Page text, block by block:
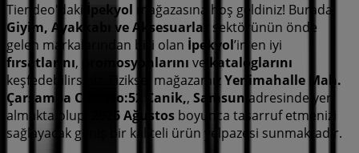
Tiendeo'daki İpekyol mağazasına hoş geldiniz! Burada,
Giyim, Ayakkabı ve Aksesuarlar sektörünün önde
gelen markalarından biri olan İpekyol’in en iyi
fırsatlarını, promosyonlarını ve kataloglarını
keşfedebilirsiniz. Fiziksel mağazamızYenimahalle Mah.
Çarşamba Cad. No:52 Canik,, Samsun adresinde yer
almakta olup,
2026 Ağustos boyunca tasarruf etmenizi
sağlayacak geniş bir kaliteli ürün yelpazesi sunmaktadır.